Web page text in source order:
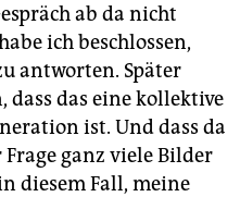
ab da nicht
ich beschlossen,
antworten. Später
dass das eine kollektive
ist. Und dass da
ganz viele Bilder
diesem Fall, meine